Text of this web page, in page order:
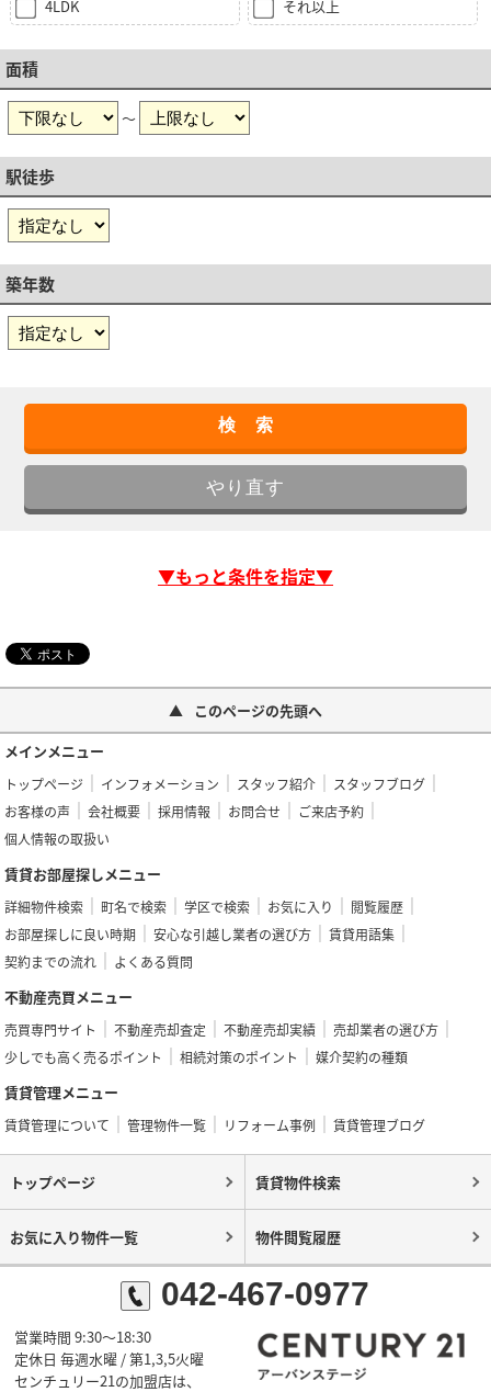
4LDK それ以上
面積
～
駅徒歩
築年数
▼もっと条件を指定▼
このページの先頭へ
メインメニュー
トップページ インフォメーション スタッフ紹介
スタッフブログ
お客様の声
会社概要 採用情報 お問合せ
ご来店予約
個人情報の取扱い
賃貸お部屋探しメニュー
詳細物件検索 町名で検索 学区で検索 お気に入り
閲覧履歴
お部屋探しに良い時期
安心な引越し業者の選び方
賃貸用語集
契約までの流れ
よくある質問
不動産売買メニュー
売買専門サイト 不動産売却査定 不動産売却実績
売却業者の選び方
少しでも高く売るポイント
相続対策のポイント 媒介契約の種類
賃貸管理メニュー
賃貸管理について 管理物件一覧 リフォーム事例 賃貸管理ブログ
トップページ 賃貸物件検索
お気に入り物件一覧 物件閲覧履歴
042-467-0977
営業時間 9:30～18:30
定休日 毎週水曜 / 第1,3,5火曜
センチュリー21の加盟店は、